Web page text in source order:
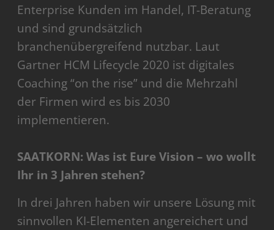
Enterprise Kunden im Handel, IT-Beratung
und sind grundsätzlich
branchenübergreifend nutzbar. Laut
Gartner HCM Lifecycle 2020 ist digitales
Coaching “on the rise” und die Mehrzahl
der Firmen wird es bis 2030
implementieren.
SAATKORN: Was ist Eure Vision – wo wollt
Ihr in 3 Jahren stehen?
In drei Jahren haben wir unsere Lösung mit
sinnvollen KI-Elementen angereichert und